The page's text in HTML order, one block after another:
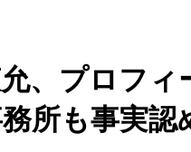
、プロフ
所も事実認